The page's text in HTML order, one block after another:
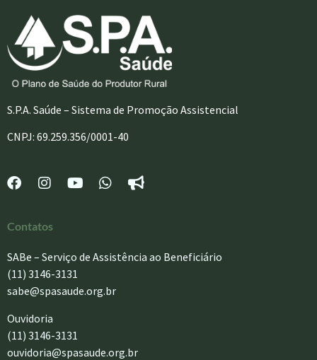
S.P.A. Saúde – Sistema de Promoção Assistencial
CNPJ: 69.259.356/0001-40
Contatos
SABe – Serviço de Assistência ao Beneficiário
(11) 3146-3131
sabe@spasaude.org.br
Ouvidoria
(11) 3146-3131
ouvidoria@spasaude.org.br